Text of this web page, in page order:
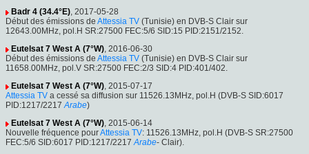
Badr 4 (34.4°E), 2017-05-28
Début des émissions de Attessia TV (Tunisie) en DVB-S Clair sur
12643.00MHz, pol.H SR:27500 FEC:5/6 SID:15 PID:2151/2152.
Eutelsat 7 West A (7°W), 2016-06-30
Début des émissions de Attessia TV (Tunisie) en DVB-S Clair sur
11658.00MHz, pol.V SR:27500 FEC:2/3 SID:4 PID:401/402.
Eutelsat 7 West A (7°W), 2015-07-17
Attessia TV a cessé sa diffusion sur 11526.13MHz, pol.H (DVB-S SID:6017
PID:1217/2217 Arabe)
Eutelsat 7 West A (7°W), 2015-06-14
Nouvelle fréquence pourAttessia TV: 11526.13MHz, pol.H (DVB-S SR:27500
FEC:5/6 SID:6017 PID:1217/2217 Arabe- Clair).